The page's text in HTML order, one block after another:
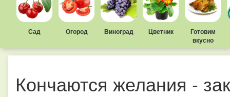
Сад Огород Виноград Цветник
Готовим
вкусно
Кончаются желания -